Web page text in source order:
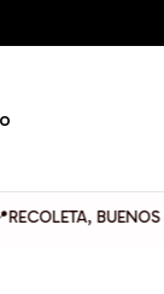
BUENOS AIRES 3